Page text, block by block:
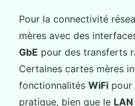
Pour la connectivité
mères avec des
GbE pour des transferts
Certaines cartes mères
fonctionnalités WiFi pour
pratique, bien que le